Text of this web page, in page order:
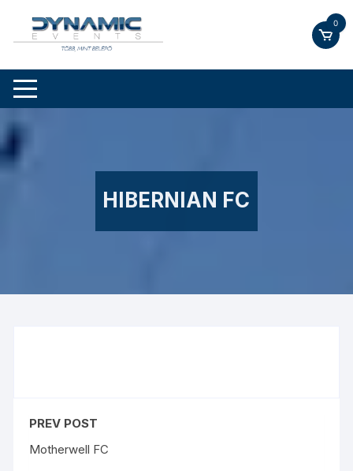
content
0
HIBERNIAN FC
PREV POST
Motherwell FC